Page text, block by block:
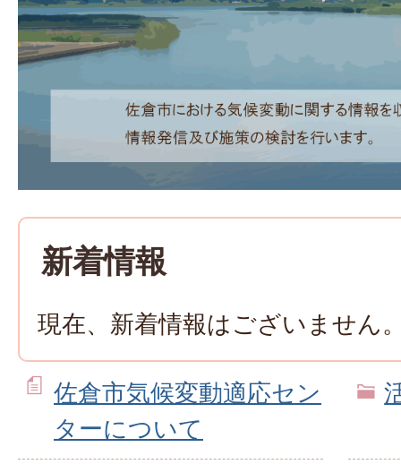
気
候
変
動
適
応
新着情報
現在、新着情報はございません
佐倉市気候変動適応セン
ターについて